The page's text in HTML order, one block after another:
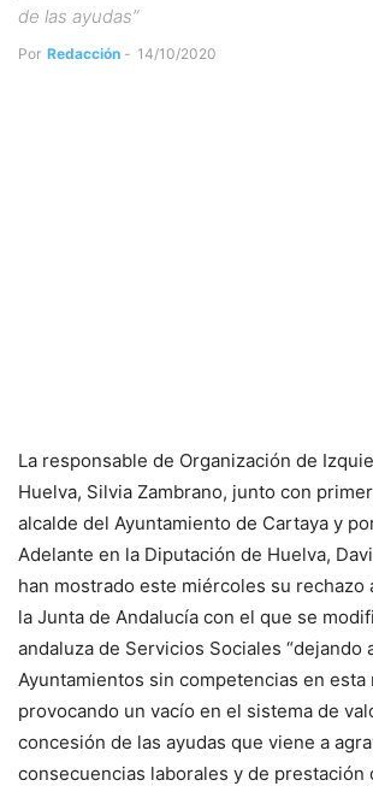
de las ayudas”
Por Redacción - 14/10/2020
La responsable de Organización de
Huelva, Silvia Zambrano, junto con
alcalde del Ayuntamiento de Cartaya y
Adelante en la Diputación de Huelva,
han mostrado este miércoles su rechazo
la Junta de Andalucía con el que se
andaluza de Servicios Sociales “dejando
Ayuntamientos sin competencias en esta
provocando un vacío en el sistema de
concesión de las ayudas que viene a
consecuencias laborales y de prestación